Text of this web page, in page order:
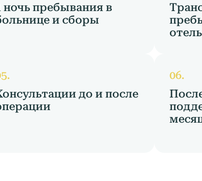
ночь пребывания в
и сборы
до и после